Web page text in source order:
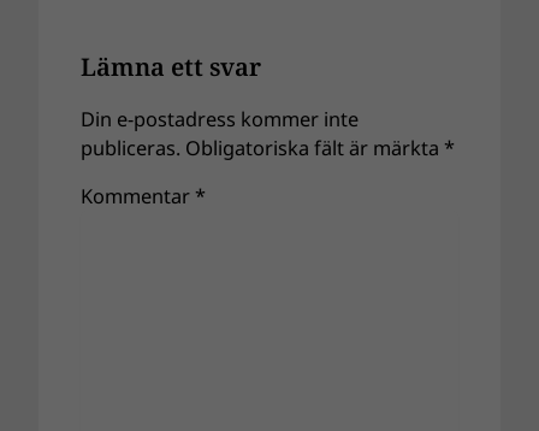
Lämna ett svar
Din e-postadress kommer inte
publiceras. Obligatoriska fält är märkta *
Kommentar *